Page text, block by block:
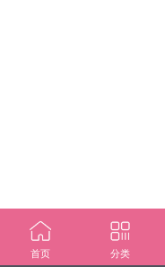
首页 分类